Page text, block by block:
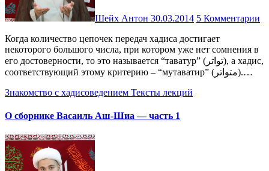
Шейх Антон 30.03.2014 5 Комментарии
Когда количество цепочек передач хадиса достигает
некоторого большого числа, при котором уже нет сомнения в
его достоверности, то это называется “таватур” (تواتر), а хадис,
соответствующий этому критерию – “мутаватир” (متواتر).…
Знакомство с хадисоведением Тексты лекций
О сборнике Васаиль Аш-Шиа — часть 1